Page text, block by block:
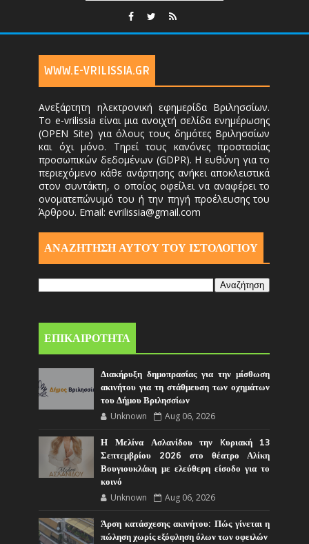
WWW.E-VRILISSIA.GR
Ανεξάρτητη ηλεκτρονική εφημερίδα Βριλησσίων.
Το e-vrilissia είναι μια ανοιχτή σελίδα ενημέρωσης
(OPEN Site) για όλους τους δημότες Βριλησσίων
και όχι μόνο. Τηρεί τους κανόνες προστασίας
προσωπικών δεδομένων (GDPR). Η ευθύνη για το
περιεχόμενο κάθε ανάρτησης ανήκει αποκλειστικά
στον συντάκτη, ο οποίος οφείλει να αναφέρει το
ονοματεπώνυμό του ή την πηγή προέλευσης του
Άρθρου. Email: evrilissia@gmail.com
ΑΝΑΖΗΤΗΣΗ ΑΥΤΟΎ ΤΟΥ ΙΣΤΟΛΟΓΙΟΥ
ΕΠΙΚΑΙΡΟΤΗΤΑ
Διακήρυξη δημοπρασίας για την μίσθωση
ακινήτου για τη στάθμευση των οχημάτων
του Δήμου Βριλησσίων
Unknown Aug 06, 2026
Η Μελίνα Ασλανίδου την Kυριακή 13
Σεπτεμβρίου 2026 στο θέατρο Αλίκη
Βουγιουκλάκη με ελεύθερη είσοδο για το
κοινό
Unknown Aug 06, 2026
Άρση κατάσχεσης ακινήτου: Πώς γίνεται η
πώληση χωρίς εξόφληση όλων των οφειλών